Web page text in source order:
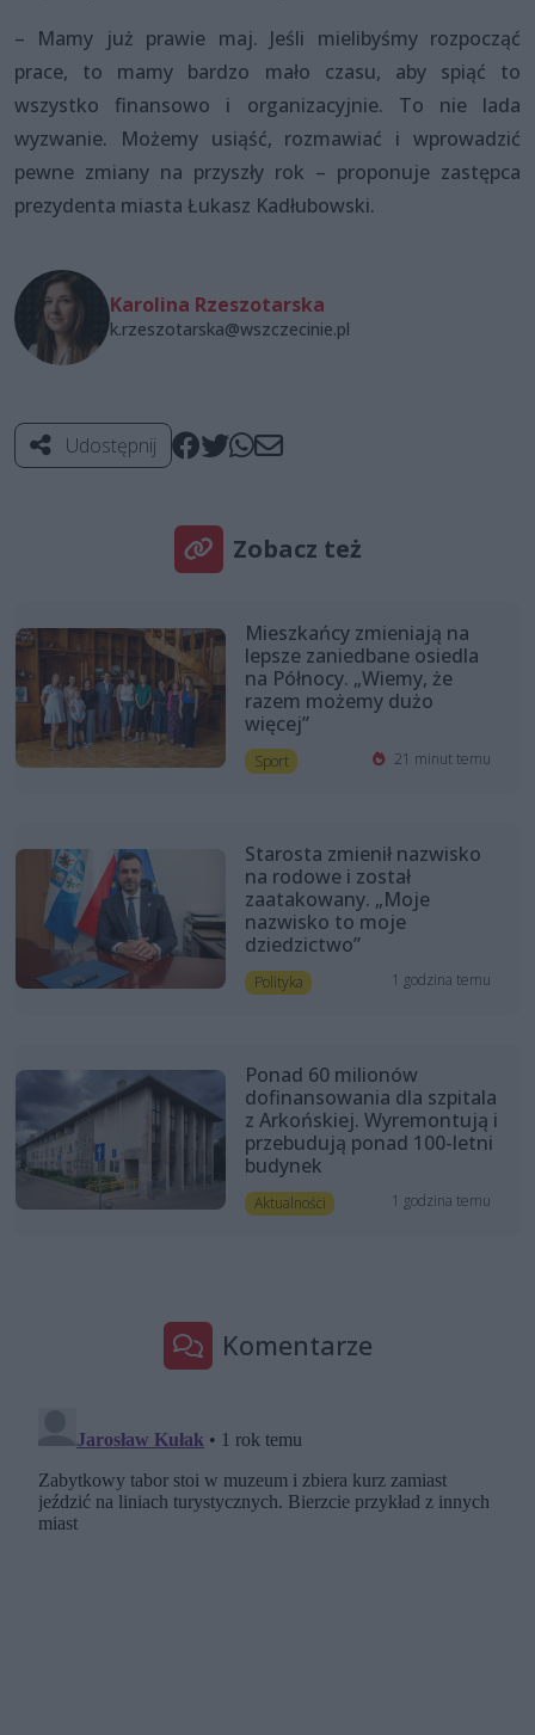
– Mamy już prawie maj. Jeśli mielibyśmy rozpocząć
prace, to mamy bardzo mało czasu, aby spiąć to
wszystko finansowo i organizacyjnie. To nie lada
wyzwanie. Możemy usiąść, rozmawiać i wprowadzić
pewne zmiany na przyszły rok – proponuje zastępca
prezydenta miasta Łukasz Kadłubowski.
Karolina Rzeszotarska
k.rzeszotarska@wszczecinie.pl
Udostępnij
Zobacz też
Mieszkańcy zmieniają na
lepsze zaniedbane osiedla
na Północy. „Wiemy, że
razem możemy dużo
więcej”
Sport 21 minut temu
Starosta zmienił nazwisko
na rodowe i został
zaatakowany. „Moje
nazwisko to moje
dziedzictwo”
Polityka 1 godzina temu
Ponad 60 milionów
dofinansowania dla szpitala
z Arkońskiej. Wyremontują i
przebudują ponad 100-letni
budynek
Aktualności 1 godzina temu
Komentarze